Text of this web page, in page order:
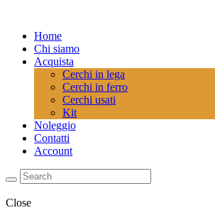
Home
Chi siamo
Acquista
Cerchi in lega
Cerchi in ferro
Cerchi usati
Kit
Noleggio
Contatti
Account
Close